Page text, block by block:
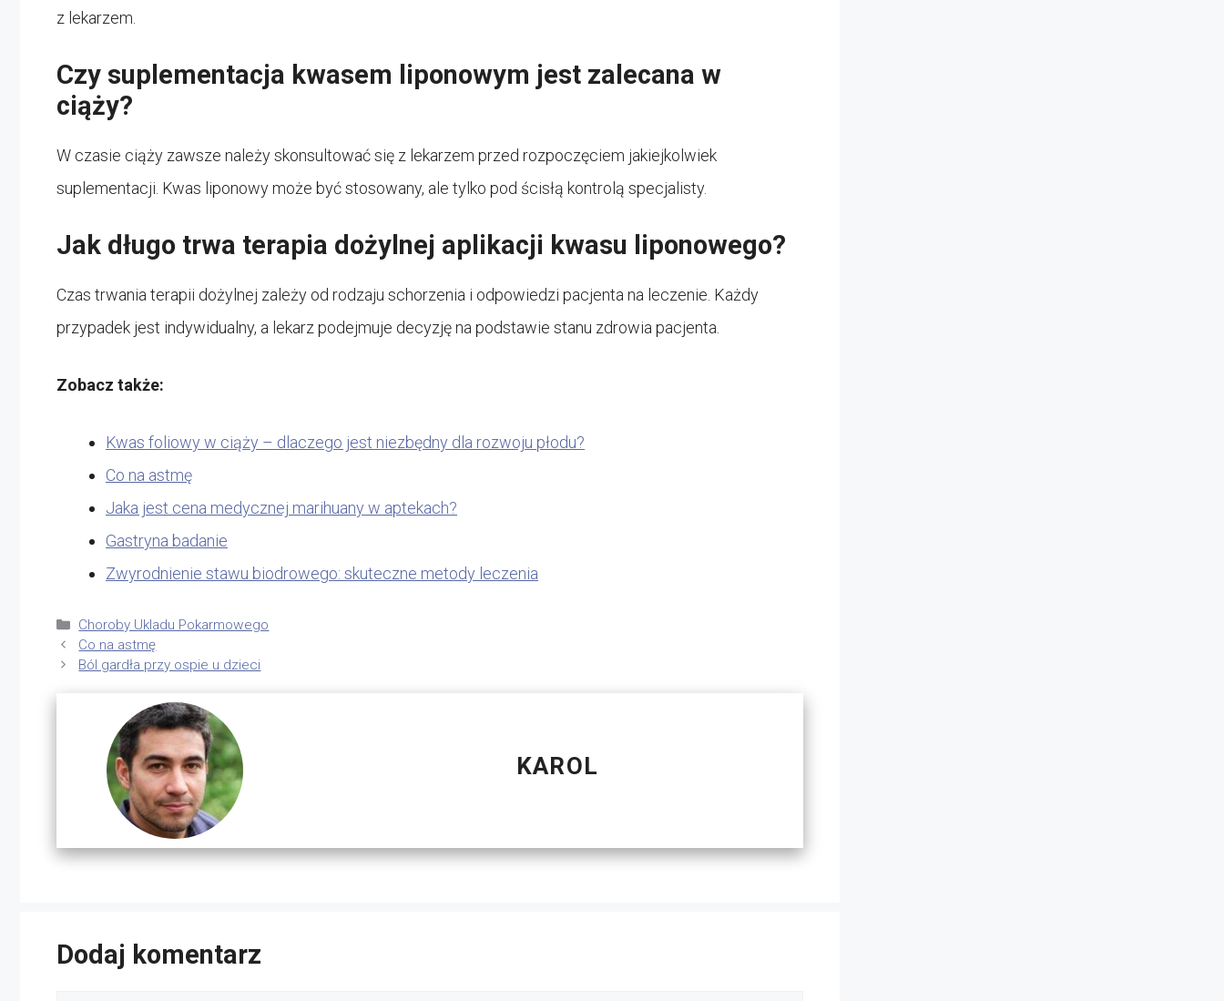
z lekarzem.
Czy suplementacja kwasem liponowym jest zalecana w
ciąży?
W czasie ciąży zawsze należy skonsultować się z lekarzem przed rozpoczęciem jakiejkolwiek
suplementacji. Kwas liponowy może być stosowany, ale tylko pod ścisłą kontrolą specjalisty.
Jak długo trwa terapia dożylnej aplikacji kwasu liponowego?
Czas trwania terapii dożylnej zależy od rodzaju schorzenia i odpowiedzi pacjenta na leczenie. Każdy
przypadek jest indywidualny, a lekarz podejmuje decyzję na podstawie stanu zdrowia pacjenta.
Zobacz także:
Kwas foliowy w ciąży – dlaczego jest niezbędny dla rozwoju płodu?
Co na astmę
Jaka jest cena medycznej marihuany w aptekach?
Gastryna badanie
Zwyrodnienie stawu biodrowego: skuteczne metody leczenia
Kategorie
Choroby Ukladu Pokarmowego
Co na astmę
Ból gardła przy ospie u dzieci
KAROL
Dodaj komentarz